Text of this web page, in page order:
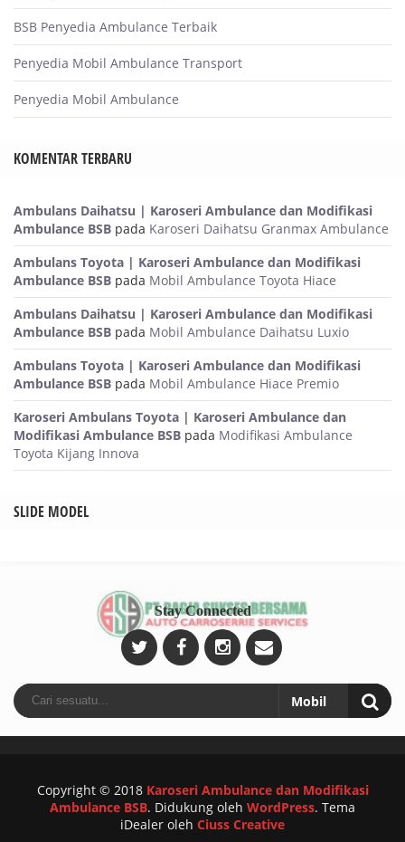
BSB Penyedia Ambulance Terbaik
Penyedia Mobil Ambulance Transport
Penyedia Mobil Ambulance
KOMENTAR TERBARU
Ambulans Daihatsu | Karoseri Ambulance dan Modifikasi
Ambulance BSB pada Karoseri Daihatsu Granmax Ambulance
Ambulans Toyota | Karoseri Ambulance dan Modifikasi
Ambulance BSB pada Mobil Ambulance Toyota Hiace
Ambulans Daihatsu | Karoseri Ambulance dan Modifikasi
Ambulance BSB pada Mobil Ambulance Daihatsu Luxio
Ambulans Toyota | Karoseri Ambulance dan Modifikasi
Ambulance BSB pada Mobil Ambulance Hiace Premio
Karoseri Ambulans Toyota | Karoseri Ambulance dan
Modifikasi Ambulance BSB pada Modifikasi Ambulance
Toyota Kijang Innova
SLIDE MODEL
Stay Connected
Copyright © 2018 Karoseri Ambulance dan Modifikasi
Ambulance BSB. Didukung oleh WordPress. Tema
iDealer oleh Ciuss Creative